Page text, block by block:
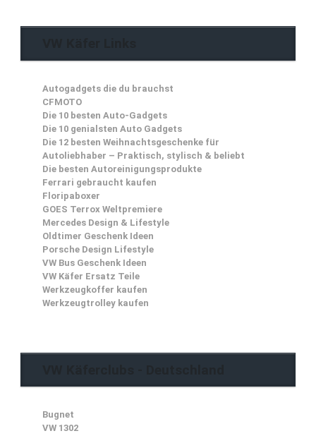
Autogadgets die du brauchst
CFMOTO
Die 10 besten Auto-Gadgets
Die 10 genialsten Auto Gadgets
Die 12 besten Weihnachtsgeschenke für
Autoliebhaber – Praktisch, stylisch & beliebt
Die besten Autoreinigungsprodukte
Ferrari gebraucht kaufen
Floripaboxer
GOES Terrox Weltpremiere
Mercedes Design & Lifestyle
Oldtimer Geschenk Ideen
Porsche Design Lifestyle
VW Bus Geschenk Ideen
VW Käfer Ersatz Teile
Werkzeugkoffer kaufen
Werkzeugtrolley kaufen
Bugnet
VW 1302